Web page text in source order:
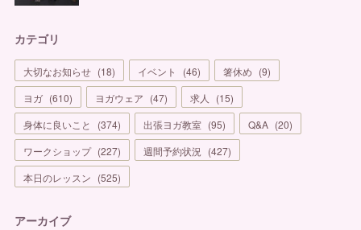
カテゴリ
大切なお知らせ (18) イベント (46) 箸休め (9)
ヨガ (610) ヨガウェア (47) 求人 (15)
身体に良いこと
(374) 出張ヨガ教室 (95) Q&A (20)
ワークショップ (227) 週間予約状況 (427)
本日のレッスン (525)
アーカイブ